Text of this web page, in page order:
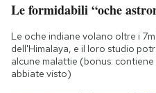
Le formidabili “oche
Le oche indiane volano oltre i
dell'Himalaya, e il loro studio
alcune malattie (bonus: contiene
abbiate visto)